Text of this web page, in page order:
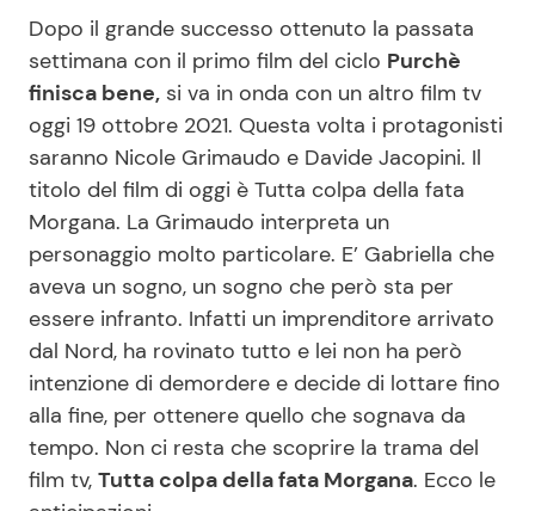
Moda e Style
Mondo Mamma
News benessere
Salute
Viaggi e Turismo
Festività
Dolci
Le Ricette in TV
Primi Piatti
Ricette Facili e Veloci
Ricette Feste
Ricette per Bambini
Dopo il grande successo ottenuto la passata
settimana con il primo film del ciclo Purchè
finisca bene, si va in onda con un altro film tv
oggi 19 ottobre 2021. Questa volta i protagonisti
saranno Nicole Grimaudo e Davide Jacopini. Il
titolo del film di oggi è Tutta colpa della fata
Morgana. La Grimaudo interpreta un
personaggio molto particolare. E’ Gabriella che
aveva un sogno, un sogno che però sta per
essere infranto. Infatti un imprenditore arrivato
dal Nord, ha rovinato tutto e lei non ha però
intenzione di demordere e decide di lottare fino
alla fine, per ottenere quello che sognava da
tempo. Non ci resta che scoprire la trama del
film tv, Tutta colpa della fata Morgana. Ecco le